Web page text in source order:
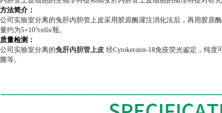
方法简介：
公司实验室分离的兔肝内胆管上皮采用胶原酶灌注消化法后，再用胶原酶
量约为5×10?cells/瓶。
质量检测：
公司实验室分离的兔肝内胆管上皮 经Cytokeratin-18免疫荧光鉴定，纯度
菌等。